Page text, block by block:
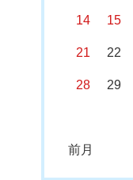
14 15
21 22
28 29
前月